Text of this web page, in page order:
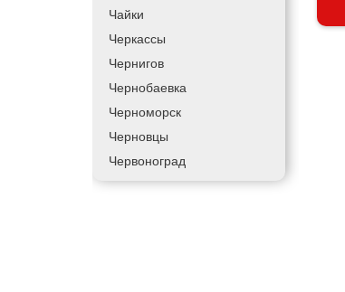
Чайки
Черкассы
Чернигов
Чернобаевка
Черноморск
Черновцы
Червоноград
Чортков